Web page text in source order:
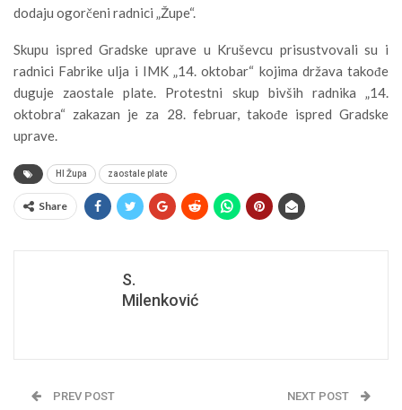
dodaju ogorčeni radnici „Župe“.
Skupu ispred Gradske uprave u Kruševcu prisustvovali su i
radnici Fabrike ulja i IMK „14. oktobar“ kojima država takođe
duguje zaostale plate. Protestni skup bivših radnika „14.
oktobra“ zakazan je za 28. februar, takođe ispred Gradske
uprave.
HI Župa zaostale plate
Share
S.
Milenković
PREV POST NEXT POST